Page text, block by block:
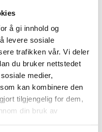
å gi innhold og
levere sosiale
trafikken vår. Vi deler
du bruker nettstedet
medier,
kan kombinere den
tilgjengelig for dem,
din bruk av